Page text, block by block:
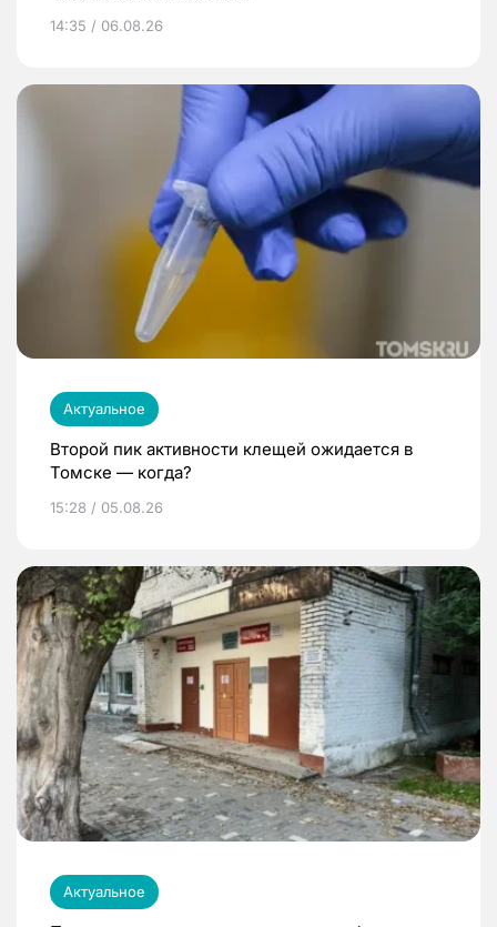
14:35 / 06.08.26
Актуальное
Второй пик активности клещей ожидается в
Томске — когда?
15:28 / 05.08.26
Актуальное